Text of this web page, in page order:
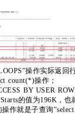
操作实际返回
count(*)操作；
BY USER
的值为196K，也
作就是子查询